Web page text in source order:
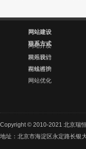
网站建设
网站开发
网站设计
网站维护
网站优化
联系方式
联系我们
在线咨询
Copyright © 2010-2021 北京瑞
地址：北京市海淀区永定路长